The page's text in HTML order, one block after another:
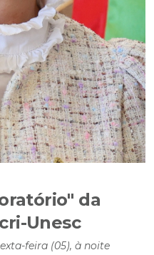
da
Unesc
feira (05), à noite